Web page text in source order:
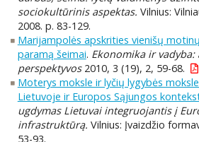
sociokultūrinis aspektas. Vilnius:
2008. p. 83-129.
Marijampolės apskrities vienišų
paramą šeimai. Ekonomika ir
perspektyvos2010, 3 (19), 2, 59-68.
Moterys moksle ir lyčių lygybės
Lietuvoje ir Europos Sąjungos
ugdymas Lietuvai integruojantis į
infrastruktūrą. Vilnius: Įvaizdžio
53-93.